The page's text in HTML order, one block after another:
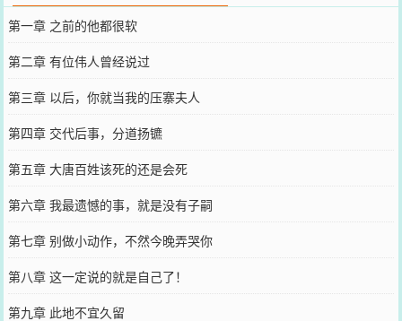
第一章 之前的他都很软
第二章 有位伟人曾经说过
第三章 以后，你就当我的压寨夫人
第四章 交代后事，分道扬镳
第五章 大唐百姓该死的还是会死
第六章 我最遗憾的事，就是没有子嗣
第七章 别做小动作，不然今晚弄哭你
第八章 这一定说的就是自己了！
第九章 此地不宜久留